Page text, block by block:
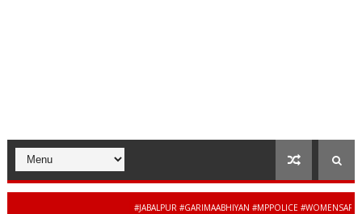
#JABALPUR #GARIMAABHIYAN #MPPOLICE #WOMENSAFETY